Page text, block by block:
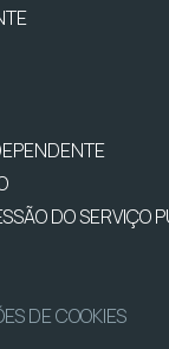
DO SERVIÇO
DE COOKIES